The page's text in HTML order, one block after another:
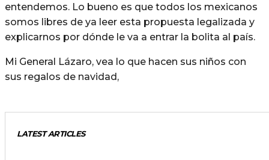
entendemos. Lo bueno es que todos los mexicanos
somos libres de ya leer esta propuesta legalizada y
explicarnos por dónde le va a entrar la bolita al país.
Mi General Lázaro, vea lo que hacen sus niños con
sus regalos de navidad,
LATEST ARTICLES